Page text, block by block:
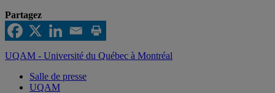
Partagez
UQAM - Université du Québec à Montréal
Salle de presse
UQAM